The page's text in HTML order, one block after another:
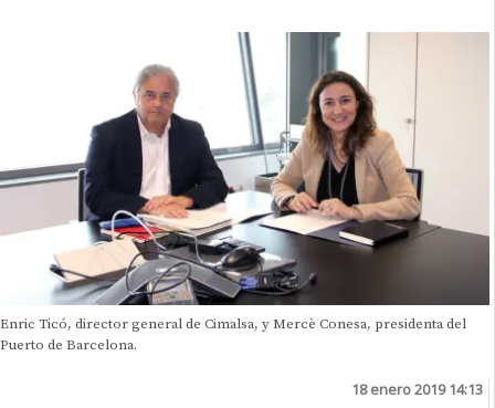
Enric Ticó, director general de Cimalsa, y Mercè Conesa, presidenta del
Puerto de Barcelona.
18 enero 2019 14:13